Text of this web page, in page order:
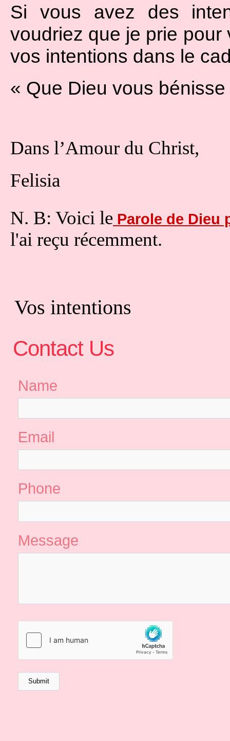
Si vous avez des
voudriez que je prie
vos intentions dans le
« Que Dieu vous
Dans l’Amour du Christ,
Felisia
N. B: Voici le Parole de Dieu
l'ai reçu récemment.
Vos intentions
Contact Us
Name
Email
Phone
Message